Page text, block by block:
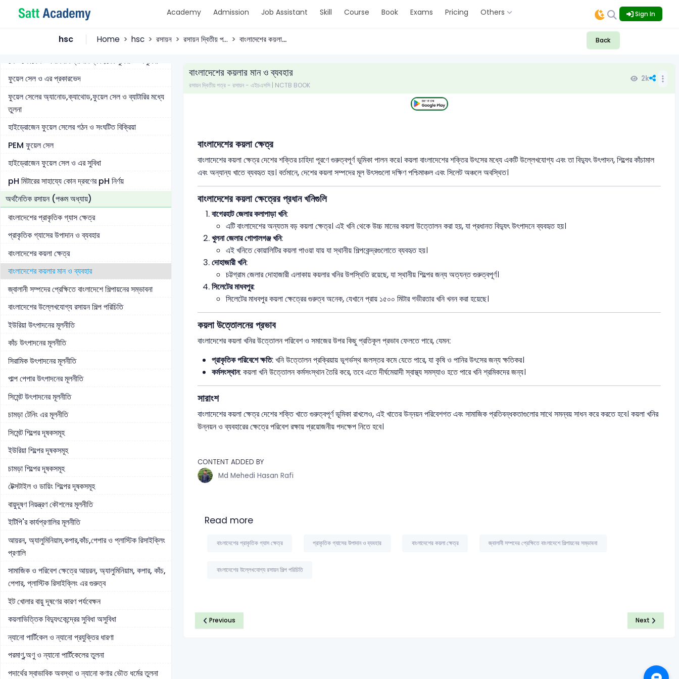
Academy Admission Job Assistant Skill Course Book Exams Pricing Others Sign In
hsc Home hsc রসায়ন রসায়ন দ্বিতীয় প... বাংলাদেশের কয়লা... Back
এক প্রকোষ্ঠবিশিষ্ট তড়িৎ বিশ্লেষ্য কোষ
লেড স্টোরেজ ও লিথিয়াম ব্যাটারি ব্যবহারের সুবিধা ও অসুবিধা
ফুয়েল সেল ও এর প্রকারভেদ
ফুয়েল সেলের অ্যানোড,ক্যাথোড,ফুয়েল সেল ও ব্যাটারির মধ্যে
তুলনা
হাইড্রোজেন ফুয়েল সেলের গঠন ও সংঘটিত বিক্রিয়া
PEM ফুয়েল সেল
হাইড্রোজেন ফুয়েল সেল ও এর সুবিধা
pH মিটারের সাহায্যে কোন দ্রবণের pH নির্ণয়
অর্থনৈতিক রসায়ন (পঞ্চম অধ্যায়)
বাংলাদেশের প্রাকৃতিক গ্যাস ক্ষেত্র
প্রাকৃতিক গ্যাসের উপাদান ও ব্যবহার
বাংলাদেশের কয়লা ক্ষেত্র
বাংলাদেশের কয়লার মান ও ব্যবহার
জ্বালানী সম্পদের প্রেক্ষিতে বাংলাদেশে শিল্পায়নের সম্ভাবনা
বাংলাদেশের উল্লেখযোগ্য রসায়ন শিল্প পরিচিতি
ইউরিয়া উৎপাদনের মূলনীতি
কাঁচ উৎপাদনের মূলনীতি
সিরামিক উৎপাদনের মূলনীতি
পাল্প পেপার উৎপাদনের মূলনীতি
সিমেন্ট উৎপাদনের মূলনীতি
চামড়া টেনিং এর মূলনীতি
সিমেন্ট শিল্পের দূষকসমূহ
ইউরিয়া শিল্পের দূষকসমূহ
চামড়া শিল্পের দূষকসমূহ
টেক্সটাইল ও ডায়িং শিল্পের দূষকসমূহ
বায়ুদূষণ নিয়ন্ত্রণ কৌশলের মূলনীতি
ইটিপি'র কার্যপ্রণালির মূলনীতি
আয়রন, অ্যালুমিনিয়াম,কপার,কাঁচ,পেপার ও প্লাস্টিক রিসাইক্লিং
প্রণালি
সামাজিক ও পরিবেশ ক্ষেত্রে আয়রন, অ্যালুমিনিয়াম, কপার, কাঁচ,
পেপার, প্লাস্টিক রিসাইক্লিং এর গুরুত্ব
ইট খোলার বায়ু দূষণের কারণ পর্যবেক্ষন
কয়লাভিত্তিক বিদ্যুৎকেন্দ্রের সুবিধা অসুবিধা
ন্যানো পার্টিকেল ও ন্যানো প্রযুক্তির ধারণা
পরমাণু,অণু ও ন্যানো পার্টিকেলের তুলনা
পদার্থের স্বাভাবিক অবস্থা ও ন্যানো কণার ভৌত ধর্মের তুলনা
বাংলাদেশের কয়লার মান ও ব্যবহার
রসায়ন দ্বিতীয় পত্র - রসায়ন - এইচএসসি | NCTB BOOK
2k
বাংলাদেশের কয়লা ক্ষেত্র
বাংলাদেশের কয়লা ক্ষেত্র দেশের শক্তির চাহিদা পূরণে গুরুত্বপূর্ণ ভূমিকা পালন করে। কয়লা বাংলাদেশের শক্তির উৎসের মধ্যে একটি উল্লেখযোগ্য এবং তা বিদ্যুৎ উৎপাদন, শিল্পের কাঁচামাল
এবং অন্যান্য খাতে ব্যবহৃত হয়। বর্তমানে, দেশের কয়লা সম্পদের মূল উৎসগুলো দক্ষিণ পশ্চিমাঞ্চল এবং সিলেট অঞ্চলে অবস্থিত।
বাংলাদেশের কয়লা ক্ষেত্রের প্রধান খনিগুলি
বাগেরহাট জেলার কলাপাড়া খনি:
এটি বাংলাদেশের অন্যতম বড় কয়লা ক্ষেত্র। এই খনি থেকে উচ্চ মানের কয়লা উত্তোলন করা হয়, যা প্রধানত বিদ্যুৎ উৎপাদনে ব্যবহৃত হয়।
খুলনা জেলার গোপালগঞ্জ খনি:
এই খনিতে কোয়ালিটির কয়লা পাওয়া যায় যা স্থানীয় শিল্পকেন্দ্রগুলোতে ব্যবহৃত হয়।
দোহাজারী খনি:
চট্টগ্রাম জেলার দোহাজারী এলাকায় কয়লার খনির উপস্থিতি রয়েছে, যা স্থানীয় শিল্পের জন্য অত্যন্ত গুরুত্বপূর্ণ।
সিলেটের মাধবপুর:
সিলেটের মাধবপুর কয়লা ক্ষেত্রের গুরুত্ব অনেক, যেখানে প্রায় ১৫০০ মিটার গভীরতার খনি খনন করা হয়েছে।
কয়লা উত্তোলনের প্রভাব
বাংলাদেশের কয়লা খনির উত্তোলন পরিবেশ ও সমাজের উপর কিছু প্রতিকূল প্রভাব ফেলতে পারে, যেমন:
প্রাকৃতিক পরিবেশে ক্ষতি: খনি উত্তোলন প্রক্রিয়ায় ভূগর্ভস্থ জলস্তর কমে যেতে পারে, যা কৃষি ও পানির উৎসের জন্য ক্ষতিকর।
কর্মসংস্থান: কয়লা খনি উত্তোলন কর্মসংস্থান তৈরি করে, তবে এতে দীর্ঘমেয়াদী স্বাস্থ্য সমস্যাও হতে পারে খনি শ্রমিকদের জন্য।
সারাংশ
বাংলাদেশের কয়লা ক্ষেত্র দেশের শক্তি খাতে গুরুত্বপূর্ণ ভূমিকা রাখলেও, এই খাতের উন্নয়ন পরিবেশগত এবং সামাজিক প্রতিবন্ধকতাগুলোর সাথে সমন্বয় সাধন করে করতে হবে। কয়লা খনির
উন্নয়ন ও ব্যবহারের ক্ষেত্রে পরিবেশ রক্ষায় প্রয়োজনীয় পদক্ষেপ নিতে হবে।
CONTENT ADDED BY
Md Mehedi Hasan Rafi
Read more
বাংলাদেশের প্রাকৃতিক গ্যাস ক্ষেত্র প্রাকৃতিক গ্যাসের উপাদান ও ব্যবহার বাংলাদেশের কয়লা ক্ষেত্র জ্বালানী সম্পদের প্রেক্ষিতে বাংলাদেশে শিল্পায়নের সম্ভাবনা
বাংলাদেশের উল্লেখযোগ্য রসায়ন শিল্প পরিচিতি
Previous Next